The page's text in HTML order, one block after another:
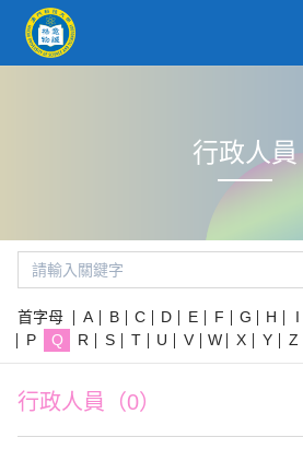
行政人員
首字母 A B C D E F G H I
P
Q R S T U V W X Y Z
行政人員（0）